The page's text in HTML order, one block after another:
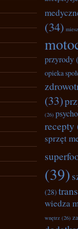
(34)
przyrody
opieka
(33)
(26)
recepty
sprzęt
(39)
(28)
wiedza
wnętrz (26)